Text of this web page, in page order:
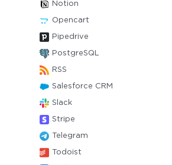
Notion
Opencart
Pipedrive
PostgreSQL
RSS
Salesforce CRM
Slack
Stripe
Telegram
Todoist